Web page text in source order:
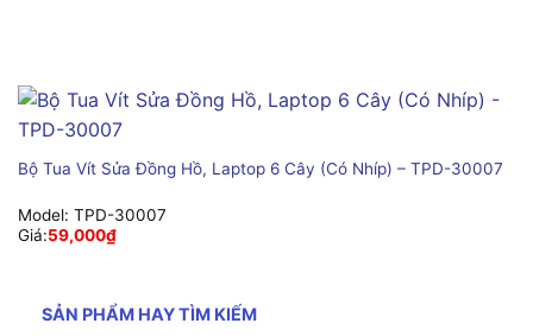
Bộ Tua Vít Sửa Đồng Hồ, Laptop 6 Cây (Có Nhíp) – TPD-30007
Model: TPD-30007
Giá:59,000₫
SẢN PHẨM HAY TÌM KIẾM